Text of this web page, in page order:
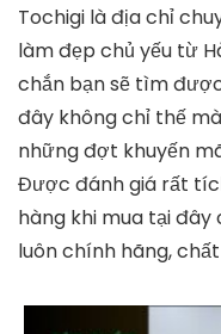
Tochigi là địa chỉ
làm đẹp chủ yếu từ
chắn bạn sẽ tìm
đây không chỉ thế
những đợt khuyến
Được đánh giá rất
hàng khi mua tại
luôn chính hãng,